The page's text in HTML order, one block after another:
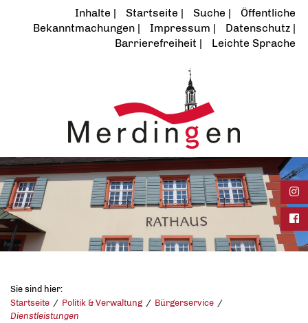
Inhalte Startseite Suche
Öffentliche
Bekanntmachungen
Impressum
Datenschutz
Barrierefreiheit
Leichte Sprache
Sie sind hier:
Startseite
Politik & Verwaltung
Bürgerservice
Dienstleistungen